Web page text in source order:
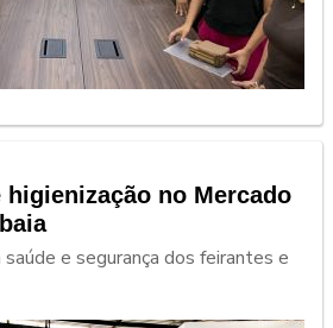
higienização no Mercado
e segurança dos feirantes e